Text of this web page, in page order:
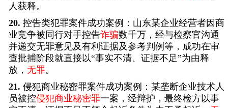
人获释。
20. 控告类犯罪案件成功案例：山东某企业经营者因商
业竞争被同行对手控告诈骗数千万，经与检察官沟通
并递交无罪意见及有利证据及参考判例等，成功在审
查批捕阶段就直接以“事实不清、证据不足”为由释
放， 无罪。
21. 侵犯商业秘密罪案件成功案例：某垄断企业技术人
员被控侵犯商业秘密罪一案，经辩护，最终检方以事